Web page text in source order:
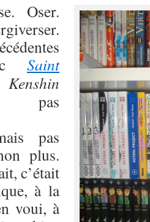
Oser.
Saint
Kenshin
pas
pas
plus.
c’était
à la
voui, à